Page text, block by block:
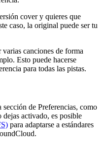
cover y quieres que
caso, la original puede ser tu
canciones de forma
Esto puede hacerse
para todas las pistas.
sección de Preferencias, como
activado, es posible
para adaptarse a estándares